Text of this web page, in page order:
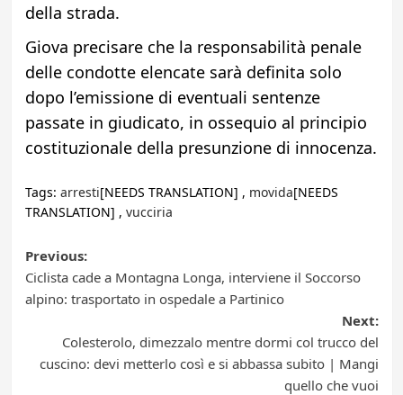
della strada.
Giova precisare che la responsabilità penale
delle condotte elencate sarà definita solo
dopo l’emissione di eventuali sentenze
passate in giudicato, in ossequio al principio
costituzionale della presunzione di innocenza.
Tags: arresti[NEEDS TRANSLATION] , movida[NEEDS
TRANSLATION] , vucciria
Post
navigation
Previous:
Ciclista cade a Montagna Longa, interviene il Soccorso
alpino: trasportato in ospedale a Partinico
Next:
Colesterolo, dimezzalo mentre dormi col trucco del
cuscino: devi metterlo così e si abbassa subito | Mangi
quello che vuoi